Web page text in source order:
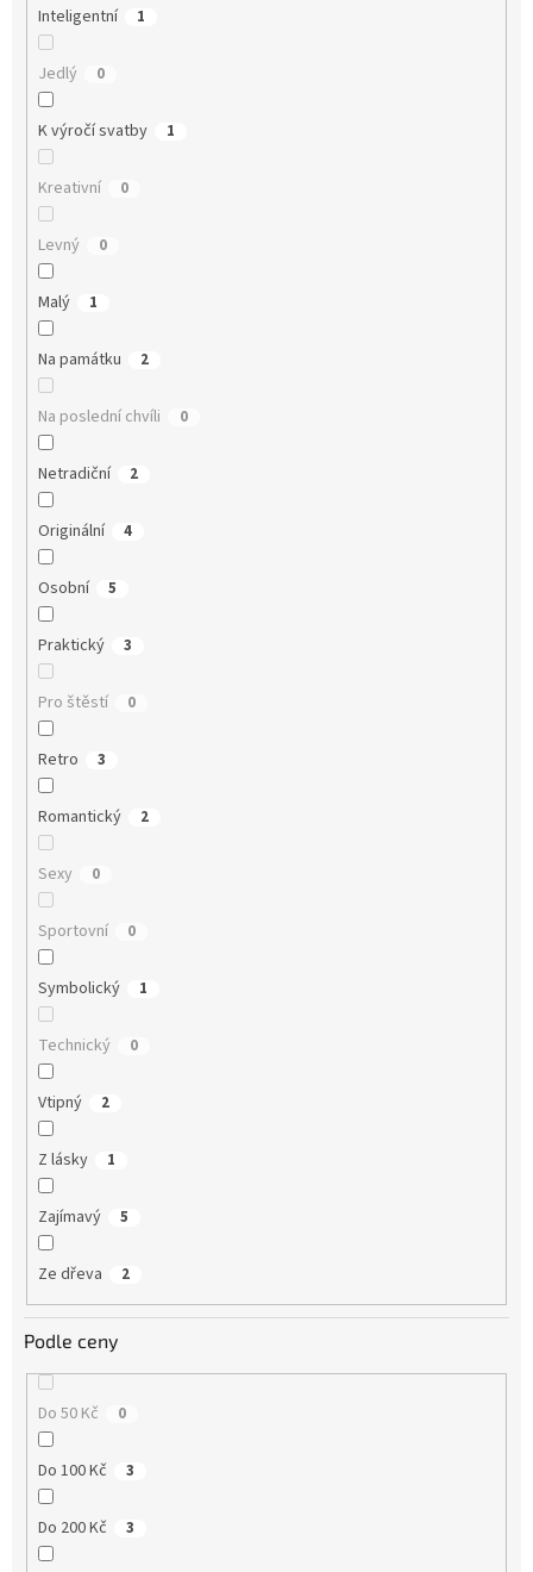
Inteligentní 1
Jedlý 0
K výročí svatby 1
Kreativní 0
Levný 0
Malý 1
Na památku 2
Na poslední chvíli 0
Netradiční 2
Originální 4
Osobní 5
Praktický 3
Pro štěstí 0
Retro 3
Romantický 2
Sexy 0
Sportovní 0
Symbolický 1
Technický 0
Vtipný 2
Z lásky 1
Zajímavý 5
Ze dřeva 2
Podle ceny
Do 50 Kč 0
Do 100 Kč 3
Do 200 Kč 3